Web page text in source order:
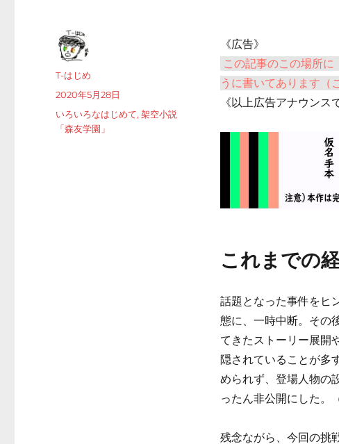
《広告》
この記事のこの場所に
うに書いてあります（
《以上広告アナウンス
これまでの
話題となった事件をヒ
態に、一時中断。その
てきたストーリー展開
隠されていることが多
められず、登場人物の
ったん非公開にした。
残念ながら、今回の挑
投
稿
T-はじめ
投
日:
2020年5月28日
カ
テ
いろいろなはじめて,架空小説
「森友学園」